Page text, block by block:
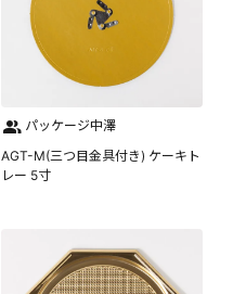
パッケージ中澤
AGT-M(三つ目金具付き) ケーキト
レー 5寸